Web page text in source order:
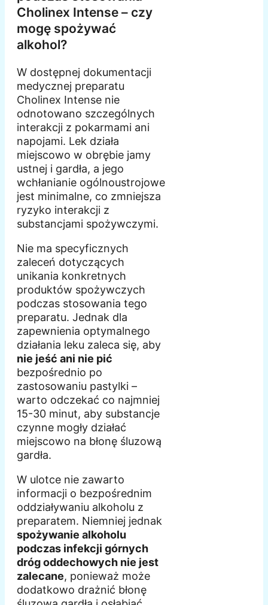
Cholinex Intense – czy
mogę spożywać
alkohol?
W dostępnej dokumentacji
medycznej preparatu
Cholinex Intense nie
odnotowano szczególnych
interakcji z pokarmami ani
napojami. Lek działa
miejscowo w obrębie jamy
ustnej i gardła, a jego
wchłanianie ogólnoustrojowe
jest minimalne, co zmniejsza
ryzyko interakcji z
substancjami spożywczymi.
Nie ma specyficznych
zaleceń dotyczących
unikania konkretnych
produktów spożywczych
podczas stosowania tego
preparatu. Jednak dla
zapewnienia optymalnego
działania leku zaleca się, aby
nie jeść ani nie pić
bezpośrednio po
zastosowaniu pastylki –
warto odczekać co najmniej
15-30 minut, aby substancje
czynne mogły działać
miejscowo na błonę śluzową
gardła.
W ulotce nie zawarto
informacji o bezpośrednim
oddziaływaniu alkoholu z
preparatem. Niemniej jednak
spożywanie alkoholu
podczas infekcji górnych
dróg oddechowych nie jest
zalecane, ponieważ może
dodatkowo drażnić błonę